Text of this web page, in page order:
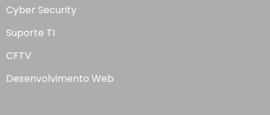
Cyber Security
Suporte TI
CFTV
Desenvolvimento Web